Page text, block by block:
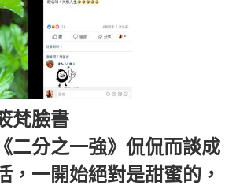
梵臉書
二分之一強》侃侃而談成
，一開始絕對是甜蜜的，